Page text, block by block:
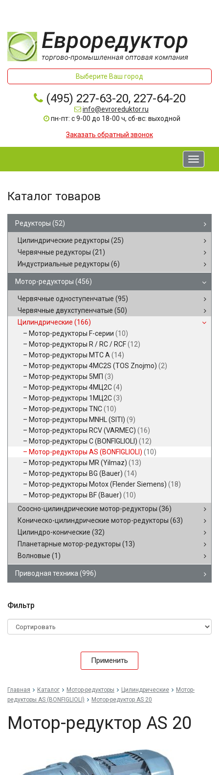
Выберите Ваш город
(495) 227-63-20, 227-64-20
info@evroreduktor.ru
пн-пт: с 9-00 до 18-00 ч, сб-вс: выходной
Заказать обратный звонок
Toggle
Каталог товаров
Редукторы (52)
Цилиндрические редукторы (25)
Червячные редукторы (21)
Индустриальные редукторы (6)
Мотор-редукторы (456)
Червячные одноступенчатые (95)
Червячные двухступенчатые (50)
Цилиндрические (166)
Мотор-редукторы F-серии (10)
Мотор-редукторы R / RC / RCF(12)
Мотор-редукторы MTC A (14)
Мотор-редукторы 4MC2S (TOS Znojmo) (2)
Мотор-редукторы 5МП (3)
Мотор-редукторы 4МЦ2С(4)
Мотор-редукторы 1МЦ2С(3)
Мотор-редукторы TNC(10)
Мотор-редукторы MNHL (SITI) (9)
Мотор-редукторы RCV (VARMEC) (16)
Мотор-редукторы C (BONFIGLIOLI) (12)
Мотор-редукторы AS (BONFIGLIOLI) (10)
Мотор-редукторы MR (Yilmaz) (13)
Мотор-редукторы BG (Bauer) (14)
Мотор-редукторы Motox (Flender Siemens) (18)
Мотор-редукторы BF (Bauer) (10)
Соосно-цилиндрические мотор-редукторы (36)
Коническо-цилиндрические мотор-редукторы (63)
Цилиндро-конические (32)
Планетарные мотор-редукторы (13)
Волновые (1)
Приводная техника (996)
Фильтр
Применить
Главная Каталог Мотор-редукторы Цилиндрические
Мотор-
редукторы AS (BONFIGLIOLI)
Мотор-редуктор AS 20
Мотор-редуктор AS 20